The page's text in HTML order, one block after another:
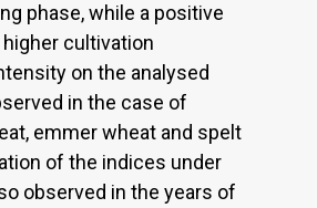
phase, while a positive
cultivation
on the analysed
in the case of
emmer wheat and spelt
of the indices under
observed in the years of